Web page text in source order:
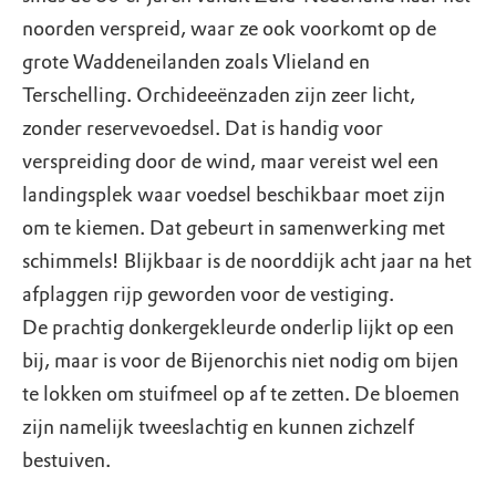
noorden verspreid, waar ze ook voorkomt op de
grote Waddeneilanden zoals Vlieland en
Terschelling. Orchideeënzaden zijn zeer licht,
zonder reservevoedsel. Dat is handig voor
verspreiding door de wind, maar vereist wel een
landingsplek waar voedsel beschikbaar moet zijn
om te kiemen. Dat gebeurt in samenwerking met
schimmels! Blijkbaar is de noorddijk acht jaar na het
afplaggen rijp geworden voor de vestiging.
De prachtig donkergekleurde onderlip lijkt op een
bij, maar is voor de Bijenorchis niet nodig om bijen
te lokken om stuifmeel op af te zetten. De bloemen
zijn namelijk tweeslachtig en kunnen zichzelf
bestuiven.